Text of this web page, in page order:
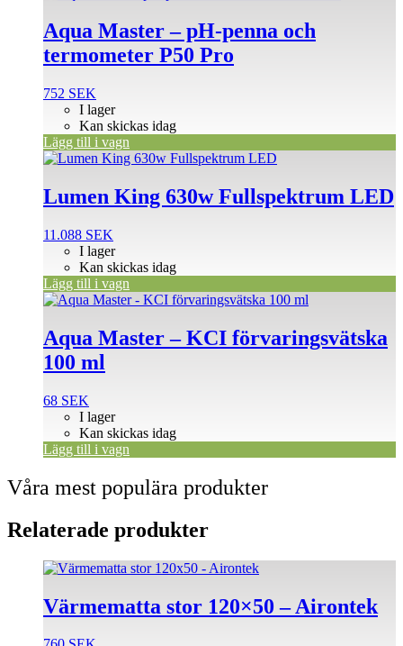
Aqua Master – pH-penna och
termometer P50 Pro
752 SEK
I lager
Kan skickas idag
Lägg till i vagn
Lumen King 630w Fullspektrum LED
11.088 SEK
I lager
Kan skickas idag
Lägg till i vagn
Aqua Master – KCI förvaringsvätska
100 ml
68 SEK
I lager
Kan skickas idag
Lägg till i vagn
Våra mest populära produkter
Relaterade produkter
Värmematta stor 120×50 – Airontek